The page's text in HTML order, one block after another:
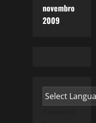
novembro
2009